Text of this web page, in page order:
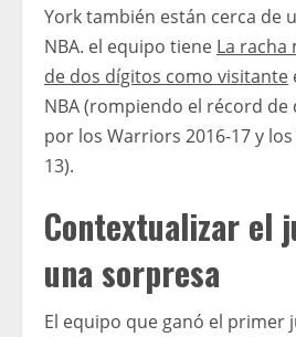
York también están cerca de
NBA. el equipo tiene La racha
de dos dígitos como visitante
NBA (rompiendo el récord de
por los Warriors 2016-17 y
13).
Contextualizar el
una sorpresa
El equipo que ganó el primer